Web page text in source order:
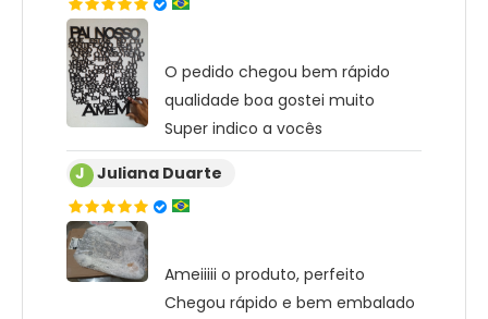
O pedido chegou bem rápido
qualidade boa gostei muito
Super indico a vocês
J Juliana Duarte
Ameiiiii o produto, perfeito
Chegou rápido e bem embalado